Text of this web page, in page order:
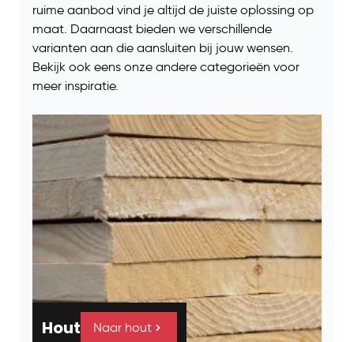
ruime aanbod vind je altijd de juiste oplossing op
maat. Daarnaast bieden we verschillende
varianten aan die aansluiten bij jouw wensen.
Bekijk ook eens onze andere categorieën voor
meer inspiratie.
Hout Naar hout